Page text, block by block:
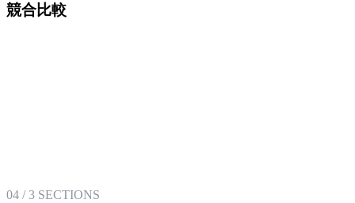
競合比較
04 /3 SECTIONS